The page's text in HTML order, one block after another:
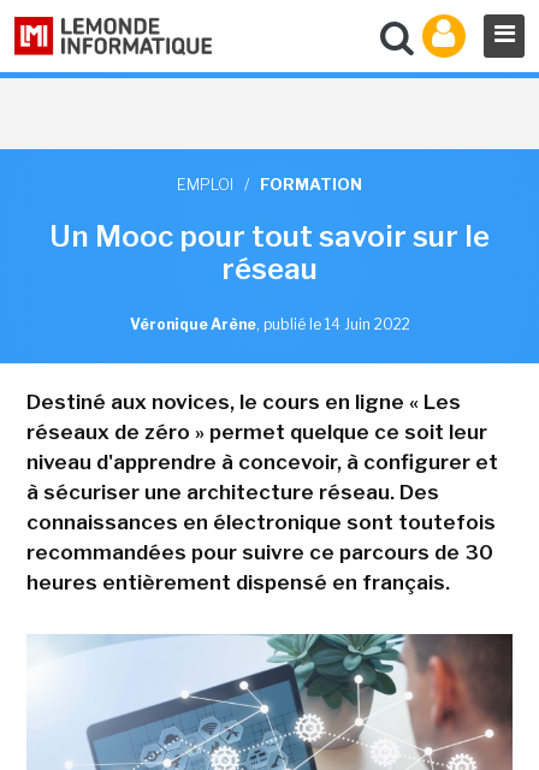
EMPLOI / FORMATION
Un Mooc pour tout savoir sur le
réseau
Véronique Arène, publié le 14 Juin 2022
Destiné aux novices, le cours en ligne « Les
réseaux de zéro » permet quelque ce soit leur
niveau d'apprendre à concevoir, à configurer et
à sécuriser une architecture réseau. Des
connaissances en électronique sont toutefois
recommandées pour suivre ce parcours de 30
heures entièrement dispensé en français.